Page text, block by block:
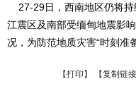
27-29日，西南地区仍将持
江震区及南部受缅甸地震影
况，为防范地质灾害“时刻准备
【打印 】 【复制链接